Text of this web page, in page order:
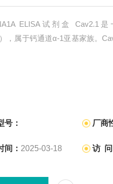
ELISA试剂盒 Cav2.1
，属于钙通道α-1亚基家族。
号： 厂商
间： 2025-03-18 访 问